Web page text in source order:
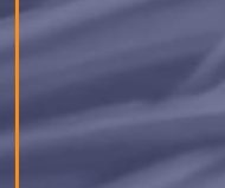
младежи в
получат
ресурси и